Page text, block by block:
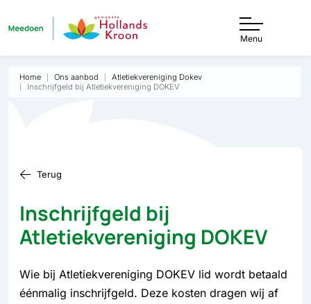
Menu
Home Ons aanbod
Atletiekvereniging Dokev
Inschrijfgeld bij Atletiekvereniging DOKEV
Terug
Inschrijfgeld bij
Atletiekvereniging DOKEV
Wie bij Atletiekvereniging DOKEV lid wordt betaald
éénmalig inschrijfgeld. Deze kosten dragen wij af